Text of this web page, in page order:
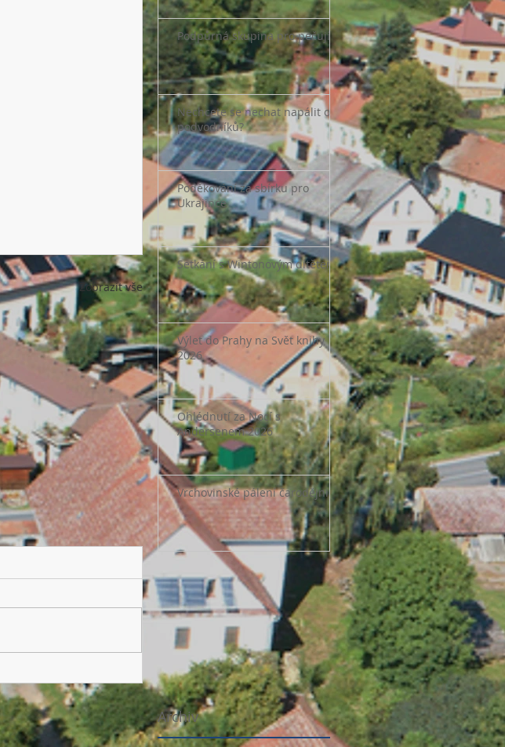
Zobrazit vše
Podpůrná skupina pro pečující
Nechcete se nechat napálit od
podvodníků?
Poděkování za sbírku pro
Ukrajince
Setkání s Wintonovým dítětem
Výlet do Prahy na Svět knihy
2026
Ohlédnutí za Nocí s
Andersenem 2026
Vrchovinské pálení čarodějnic
Archiv